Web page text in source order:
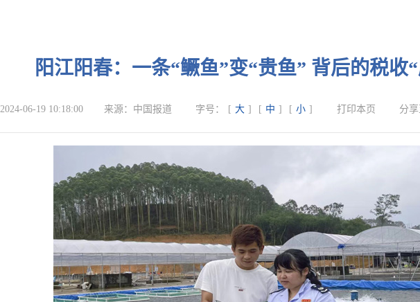
阳江阳春：一条“鳜鱼”变“贵鱼” 背后的税收
2024-06-19 10:18:00 来源： 中国报道 字号： [ 大 ] [ 中 ] [ 小 ] 打印本页 分享